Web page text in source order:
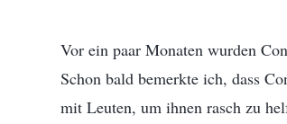
Vor ein paar Monaten wurden
Schon bald bemerkte ich, dass
mit Leuten, um ihnen rasch zu